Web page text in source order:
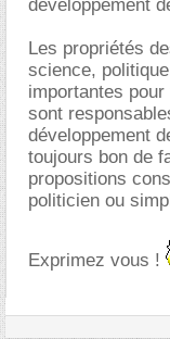
développement
Les propriétés
science,
importantes
sont
développement
toujours bon de
propositions
politicien ou
Exprimez vous !